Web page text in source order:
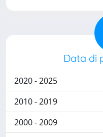
Data di
2020 - 2025
2010 - 2019
2000 - 2009